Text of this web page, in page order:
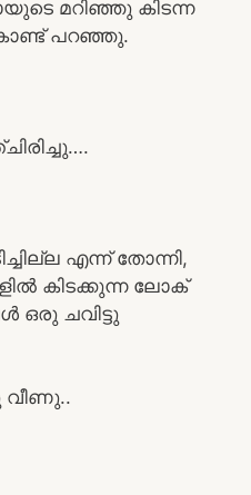
മറിഞ്ഞു കിടന്ന
പറഞ്ഞു.
എന്ന് തോന്നി,
കിടക്കുന്ന ലോക്
ഒരു ചവിട്ടു